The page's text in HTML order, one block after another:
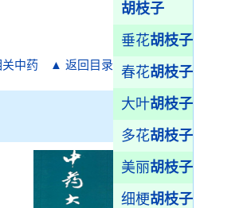
胡枝子
垂花胡枝子
春花胡枝子
大叶胡枝子
多花胡枝子
美丽胡枝子
细梗胡枝子
中药 ▲ 返回目录